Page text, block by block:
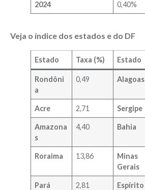
2024 0,40%
Veja o índice dos estados e do DF
Estado Taxa (%) Estado
Rondôni
a
0,49 Alagoas
Acre 2,71 Sergipe
Amazona
s
4,40 Bahia
Roraima 13,86
Minas
Gerais
Pará 2,81
Espírito